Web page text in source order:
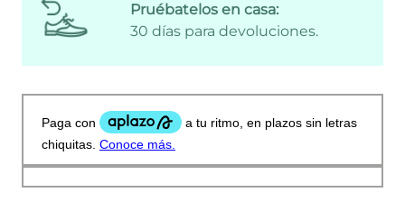
Pruébatelos en casa:
30 días para devoluciones.